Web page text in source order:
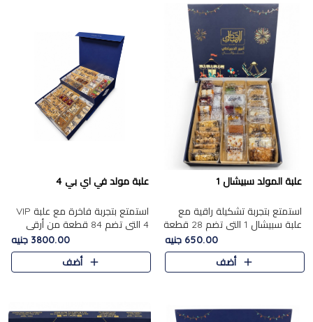
علبة المولد سبيشال 1
استمتع بتجربة تشكيلة راقية مع
علبة سبيشال 1 التي تضم 28 قطعة
من تشكيلة مختارة بعناية من أفخر
حلويات المولد المصرية الأصلية
الشرقية. تحتوي ال..
650.00 جنيه
أضف
علبة مولد في اي بي 4
استمتع بتجربة فاخرة مع علبة VIP
4 التي تضم 84 قطعة من أرقى
حلويات المولد الشرقية، في تشكيلة
غنية تجمع بين الحلويات التقليدية
والمكسرات الفاخرة. تحتوي العلبة
3800.00 جنيه
أضف